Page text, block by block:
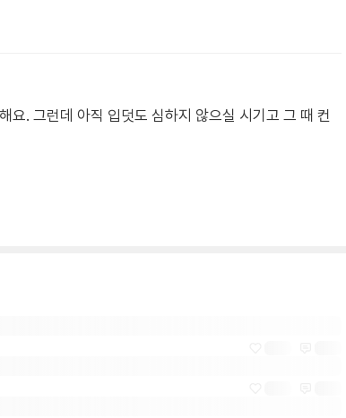
. 그런데 아직 입덧도 심하지 않으실 시기고 그 때 컨